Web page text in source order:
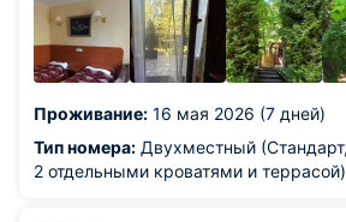
Проживание: 16 мая 2026 (7 дней)
Тип номера: Двухместный
2 отдельными кроватями и террасой)